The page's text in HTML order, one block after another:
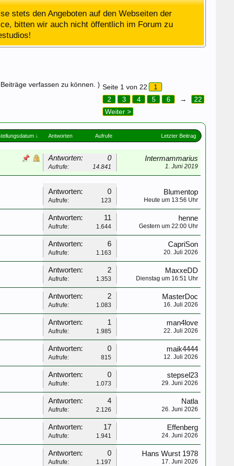
stets den Angeboten auf den Webseiten der
bitten wir auch nicht öffentlich im Forum zu
verfassen zu können. ) Seite 1 von 22
1
2
3 4 5 6 →
22
Weiter >
↓ Antworten Aufrufe Letzter Beitrag
Antworten: 0
Aufrufe: 14.841
Intermammarius
1. Juni 2019
Antworten: 0
Aufrufe: 123
Blumentop
Heute um 13:56 Uhr
Antworten: 11
Aufrufe: 1.644
henne
Gestern um 22:00 Uhr
Antworten: 6
Aufrufe: 1.163
CapriSon
20. Juli 2026
Antworten: 2
Aufrufe: 1.353
MaxxeDD
Dienstag um 16:51 Uhr
Antworten: 2
Aufrufe: 1.083
MasterDoc
16. Juli 2026
Antworten: 1
Aufrufe: 1.985
man4love
22. Juli 2026
Antworten: 0
Aufrufe: 815
maik4444
12. Juli 2026
Antworten: 0
Aufrufe: 1.073
stepsel23
29. Juni 2026
Antworten: 4
Aufrufe: 2.126
Natla
26. Juni 2026
Antworten: 17
Aufrufe: 1.941
Effenberg
24. Juni 2026
Antworten: 0
Aufrufe: 1.197
Hans Wurst 1978
17. Juni 2026